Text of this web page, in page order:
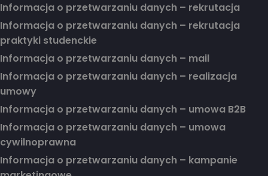
Informacja o przetwarzaniu danych – rekrutacja
Informacja o przetwarzaniu danych – rekrutacja
praktyki studenckie
Informacja o przetwarzaniu danych – mail
Informacja o przetwarzaniu danych – realizacja
umowy
Informacja o przetwarzaniu danych – umowa B2B
Informacja o przetwarzaniu danych – umowa
cywilnoprawna
Informacja o przetwarzaniu danych – kampanie